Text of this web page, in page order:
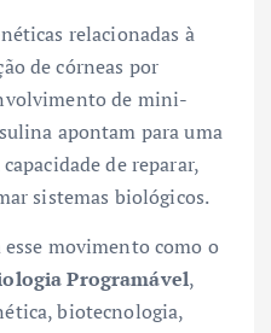
relacionadas à
de córneas por
de mini-
apontam para uma
de reparar,
sistemas biológicos.
movimento como o
Programável,
biotecnologia,